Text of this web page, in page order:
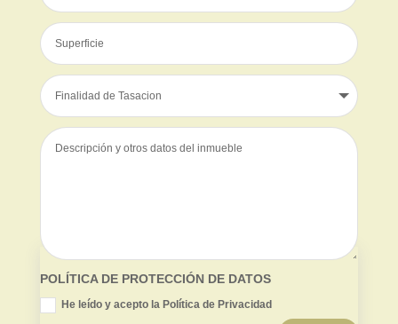
POLÍTICA DE PROTECCIÓN DE DATOS
He leído y acepto la Política de Privacidad